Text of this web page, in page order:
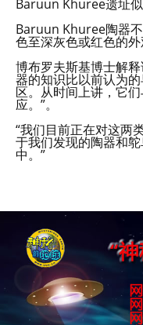
Baruun Khuree遗址似
Baruun Khuree陶器
色至深灰色或红色的
博布罗夫斯基博士解
器的知识比以前认为
区。从时间上讲，它
应。”。
“我们目前正在对这两
于我们发现的陶器和
中。”